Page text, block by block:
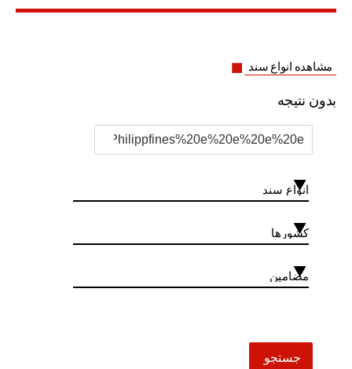
مشاهده انواع سند
بدون نتیجه